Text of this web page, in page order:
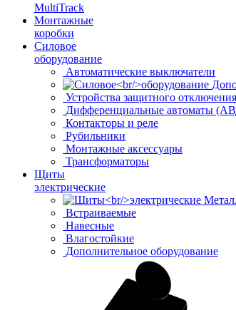
MultiTrack
Монтажные
коробки
Силовое
оборудование
Автоматические выключатели
Устройства защитного
Дифференциальные автоматы
Контакторы и реле
Рубильники
Монтажные аксессуары
Трансформаторы
Щиты
электрические
Встраиваемые
Навесные
Влагостойкие
Дополнительное оборудование